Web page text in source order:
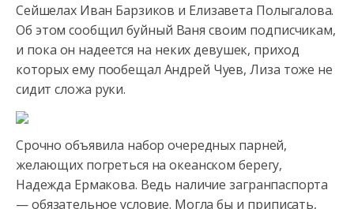
Сейшелах Иван Барзиков и Елизавета Полыгалова.
Об этом сообщил буйный Ваня своим подписчикам,
и пока он надеется на неких девушек, приход
которых ему пообещал Андрей Чуев, Лиза тоже не
сидит сложа руки.
Срочно объявила набор очередных парней,
желающих погреться на океанском берегу,
Надежда Ермакова. Ведь наличие загранпаспорта
— обязательное условие. Могла бы и приписать,